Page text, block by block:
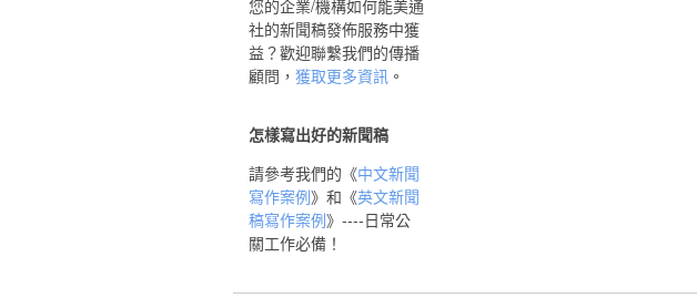
您的企業/機構如何能美通
社的新聞稿發佈服務中獲
益？歡迎聯繫我們的傳播
顧問， 獲取更多資訊。
怎樣寫出好的新聞稿
請參考我們的《中文新聞
寫作案例》和《英文新聞
稿寫作案例》----日常公
關工作必備！